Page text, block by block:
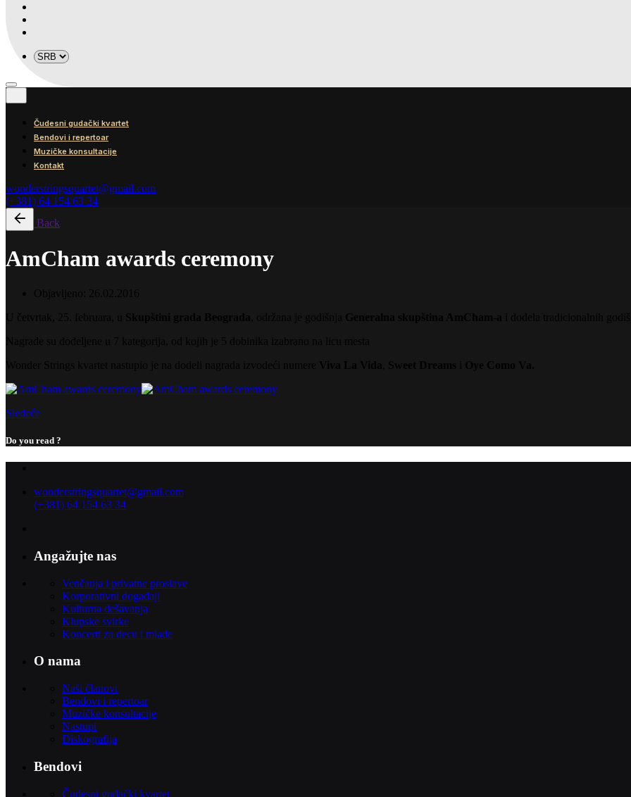
Čudesni gudački kvartet
Bendovi i repertoar
Muzičke konsultacije
Kontakt
wonderstringsquartet@gmail.com
(+381) 64 154 63 34
Back
AmCham awards ceremony
Sledeće
Do you read ?
wonderstringsquartet@gmail.com
(+381) 64 154 63 34
Angažujte nas
Venčanja i privatne proslave
Korporativni događaji
Kulturna dešavanja
Klupske svirke
Koncerti za decu i mlade
O nama
Naši članovi
Bendovi i repertoar
Muzičke konsultacije
Nastupi
Diskografija
Bendovi
Čudesni gudački kvartet